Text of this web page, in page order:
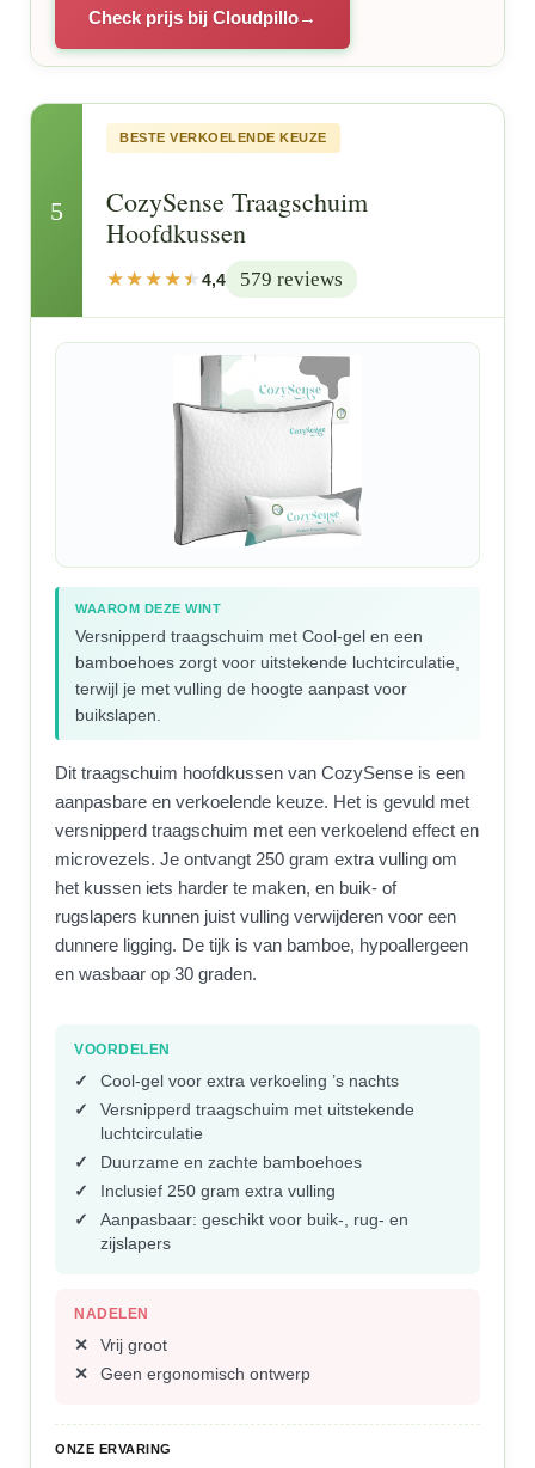
Check prijs bij Cloudpillo
5
BESTE VERKOELENDE KEUZE
CozySense Traagschuim
Hoofdkussen
4,4 579 reviews
WAAROM DEZE WINT
Versnipperd traagschuim met Cool-gel en een
bamboehoes zorgt voor uitstekende luchtcirculatie,
terwijl je met vulling de hoogte aanpast voor
buikslapen.
Dit traagschuim hoofdkussen van CozySense is een
aanpasbare en verkoelende keuze. Het is gevuld met
versnipperd traagschuim met een verkoelend effect en
microvezels. Je ontvangt 250 gram extra vulling om
het kussen iets harder te maken, en buik- of
rugslapers kunnen juist vulling verwijderen voor een
dunnere ligging. De tijk is van bamboe, hypoallergeen
en wasbaar op 30 graden.
VOORDELEN
Cool-gel voor extra verkoeling ’s nachts
Versnipperd traagschuim met uitstekende
luchtcirculatie
Duurzame en zachte bamboehoes
Inclusief 250 gram extra vulling
Aanpasbaar: geschikt voor buik-, rug- en
zijslapers
NADELEN
Vrij groot
Geen ergonomisch ontwerp
ONZE ERVARING